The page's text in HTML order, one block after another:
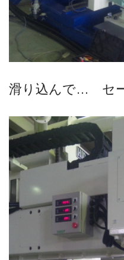
滑り込んで… セ